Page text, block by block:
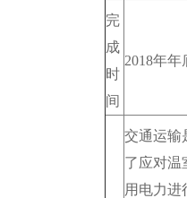
完
成
时
间
2018年
交通运输
了应对温
用电力进